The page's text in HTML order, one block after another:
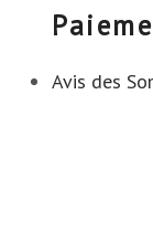
Avis des